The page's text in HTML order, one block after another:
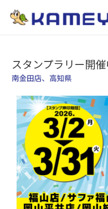
スタンプラリー開催
南金田店、 高知県